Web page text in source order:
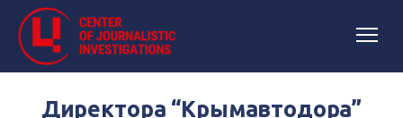
Директора “Крымавтодора”